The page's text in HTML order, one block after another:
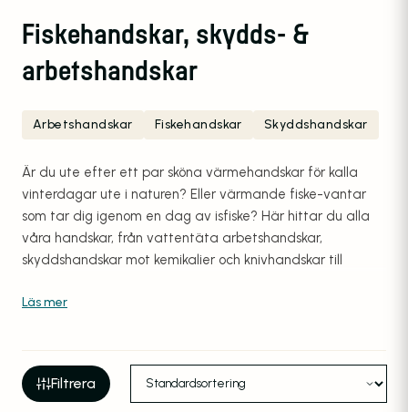
Fiskehandskar, skydds- &
arbetshandskar
Arbetshandskar Fiskehandskar Skyddshandskar
Är du ute efter ett par sköna värmehandskar för kalla
vinterdagar ute i naturen? Eller värmande fiske-vantar
som tar dig igenom en dag av isfiske? Här hittar du alla
våra handskar, från vattentäta arbetshandskar,
skyddshandskar mot kemikalier och knivhandskar till
Oavsett om du arbetar i tuffa miljöer eller behöver
klarar uppgiften. Beställ dina handskar här och få snabb
leverans, samt gratis frakt om du handlar för minst 1199 kr.
Filtrera